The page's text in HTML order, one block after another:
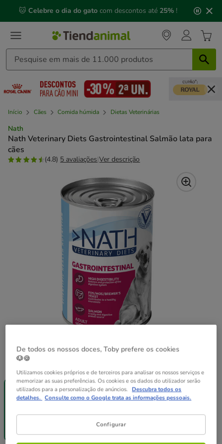
3,
mensagem,
📅 Compre até às 13h00 e receba a sua encomenda no
próximo dia útil⏰
Início Cães Comida húmida Dietas Veterinárias
Nath
Nath Veterinary Diets Gastrointestinal Salmão lata para
cães
(4.8) 5 avaliações|Ver descrição
Peso:400 g
400 g
-25% na 2ª
un.
(8.48€ / kg)
12 latas x 400
Pack
Poupança
40.68€
(8.22€ / kg)
24 latas x 400
g
81.36€
De todos os nossos doces, Toby prefere os cookies
🐶🍪
Utilizamos cookies próprios e de terceiros para analisar os nossos serviços e
memorizar as suas preferências. Os cookies e os dados do utilizador serão
utilizados para a personalização de anúncios. Descubra todos os
detalhes. Consulte como o Google trata as informações pessoais.
Configurar